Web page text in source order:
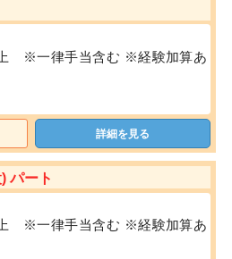
※一律手当含む ※経験加算あ
詳細を見る
パート
※一律手当含む ※経験加算あ